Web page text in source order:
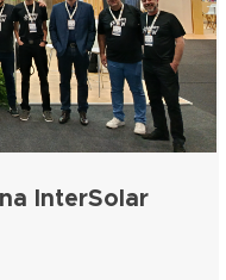
InterSolar